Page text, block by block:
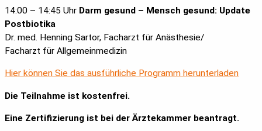
14:00 – 14:45 Uhr Darm gesund – Mensch gesund: Update
Postbiotika
Dr. med. Henning Sartor, Facharzt für Anästhesie/
Facharzt für Allgemeinmedizin
Hier können Sie das ausführliche Programm herunterladen
Die Teilnahme ist kostenfrei.
Eine Zertifizierung ist bei der Ärztekammer beantragt.